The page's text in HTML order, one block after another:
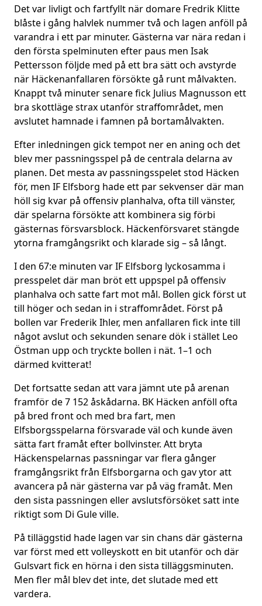
Det var livligt och fartfyllt när domare Fredrik Klitte
blåste i gång halvlek nummer två och lagen anföll på
varandra i ett par minuter. Gästerna var nära redan i
den första spelminuten efter paus men Isak
Pettersson följde med på ett bra sätt och avstyrde
när Häckenanfallaren försökte gå runt målvakten.
Knappt två minuter senare fick Julius Magnusson ett
bra skottläge strax utanför straffområdet, men
avslutet hamnade i famnen på bortamålvakten.
Efter inledningen gick tempot ner en aning och det
blev mer passningsspel på de centrala delarna av
planen. Det mesta av passningsspelet stod Häcken
för, men IF Elfsborg hade ett par sekvenser där man
höll sig kvar på offensiv planhalva, ofta till vänster,
där spelarna försökte att kombinera sig förbi
gästernas försvarsblock. Häckenförsvaret stängde
ytorna framgångsrikt och klarade sig – så långt.
I den 67:e minuten var IF Elfsborg lyckosamma i
presspelet där man bröt ett uppspel på offensiv
planhalva och satte fart mot mål. Bollen gick först ut
till höger och sedan in i straffområdet. Först på
bollen var Frederik Ihler, men anfallaren fick inte till
något avslut och sekunden senare dök i stället Leo
Östman upp och tryckte bollen i nät. 1–1 och
därmed kvitterat!
Det fortsatte sedan att vara jämnt ute på arenan
framför de 7 152 åskådarna. BK Häcken anföll ofta
på bred front och med bra fart, men
Elfsborgsspelarna försvarade väl och kunde även
sätta fart framåt efter bollvinster. Att bryta
Häckenspelarnas passningar var flera gånger
framgångsrikt från Elfsborgarna och gav ytor att
avancera på när gästerna var på väg framåt. Men
den sista passningen eller avslutsförsöket satt inte
riktigt som Di Gule ville.
På tilläggstid hade lagen var sin chans där gästerna
var först med ett volleyskott en bit utanför och där
Gulsvart fick en hörna i den sista tilläggsminuten.
Men fler mål blev det inte, det slutade med ett
vardera.